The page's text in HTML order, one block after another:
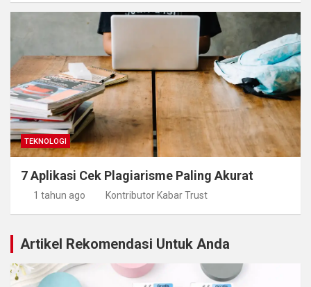
TEKNOLOGI
7 Aplikasi Cek Plagiarisme Paling Akurat
1 tahun ago Kontributor Kabar Trust
Artikel Rekomendasi Untuk Anda